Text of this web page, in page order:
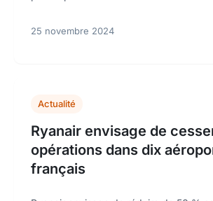
25 novembre 2024
Actualité
Ryanair envisage de
opérations dans dix
français